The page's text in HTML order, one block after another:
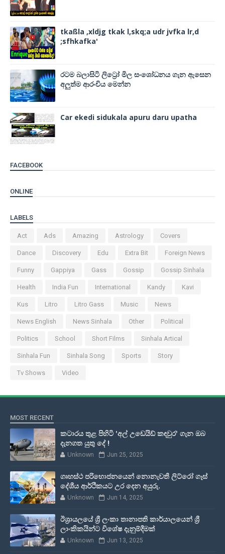
tkaßla ,xldjg tkak l,skq;a udr jvfka lr,d
;sfhkafka'
රටම බලාසිටි ලිට්‍රෝ මිල සංශෝධනය ගැන ඇසෙන
අලුත්ම ආරංචිය මෙන්න
Car ekedi sidukala apuru daru upatha
FACEBOOK
ONLINE
LABELS
Act Ads Amazing Astrology Covers
Dance Discovery Edu Extra Bit Foreign News
Funny Gappiya Gass Gossip Gossip Sinhala
Health India Fun International Kandy Kavi
Kus Litro Litro Gass Music News
News English News Sinhala Other Political
Politics School Short Films Sinhala Artical
Sinhala Fun Sinhala Song Sports Story
Tv Shows Video
MOST RECENT
කටාරය තුළ පිහිටි 'අල් උඩෙයිඩ් කඳවුර' ගැන ඔබ
දැනගත යුතු දේ !
Unknown Jun 25, 2025
ගෘහස්ථ පරිභොජනයෙන් නොනැවතී ලිට්රෝ ගෑස්
දේශීය ආර්ථිකයට උර දෙන අයුරු.
Unknown Jun 14, 2025
ඊශ්‍රායලයේ ශ්‍රී ලංකා තානාපති කාර්යාලයෙන් ශ්‍රී
ලාංකිකයින්ට විශේෂ දැනුම්දීමක්
Unknown Jun 13, 2025